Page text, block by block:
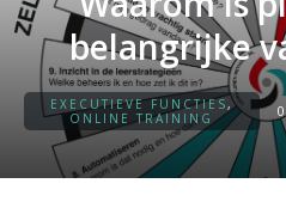
belangrijke
EXECUTIEVE FUNCTIES,
ONLINE TRAINING
0